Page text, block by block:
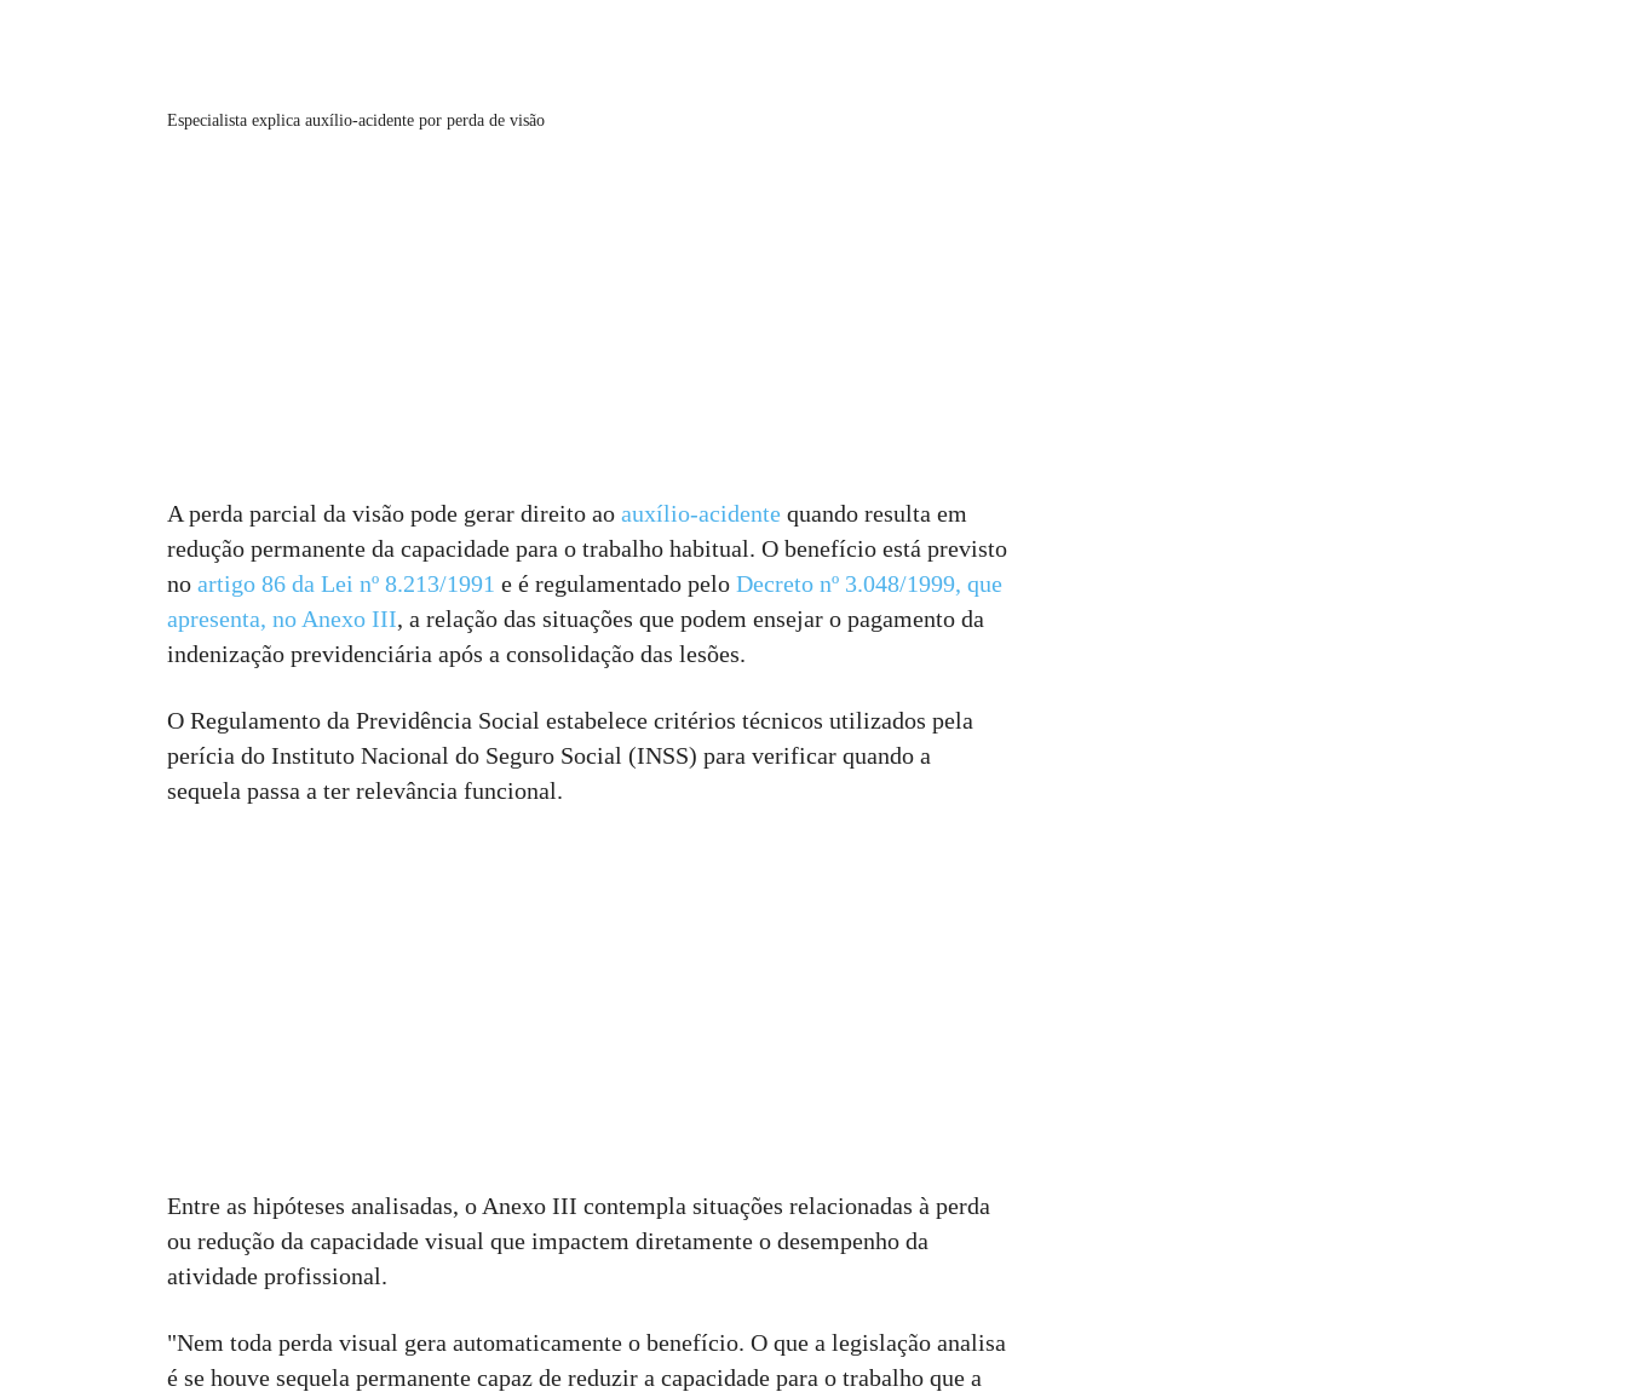
Especialista explica auxílio-acidente por perda de visão
A perda parcial da visão pode gerar direito ao auxílio-acidente quando resulta em
redução permanente da capacidade para o trabalho habitual. O benefício está previsto
no artigo 86 da Lei nº 8.213/1991 e é regulamentado pelo Decreto nº 3.048/1999, que
apresenta, no Anexo III, a relação das situações que podem ensejar o pagamento da
indenização previdenciária após a consolidação das lesões.
O Regulamento da Previdência Social estabelece critérios técnicos utilizados pela
perícia do Instituto Nacional do Seguro Social (INSS) para verificar quando a
sequela passa a ter relevância funcional.
Entre as hipóteses analisadas, o Anexo III contempla situações relacionadas à perda
ou redução da capacidade visual que impactem diretamente o desempenho da
atividade profissional.
"Nem toda perda visual gera automaticamente o benefício. O que a legislação analisa
é se houve sequela permanente capaz de reduzir a capacidade para o trabalho que a